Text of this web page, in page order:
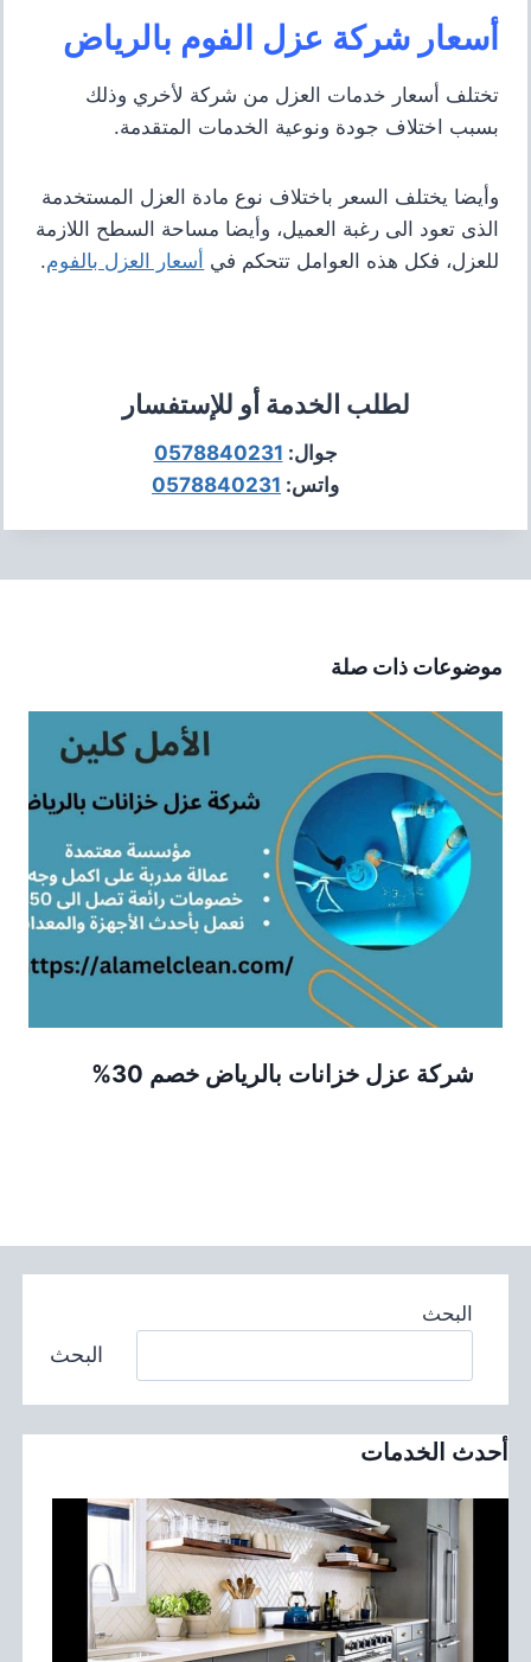
أسعار شركة عزل الفوم بالرياض
تختلف أسعار خدمات العزل من شركة لأخري وذلك
بسبب اختلاف جودة ونوعية الخدمات المتقدمة.
وأيضا يختلف السعر باختلاف نوع مادة العزل المستخدمة
الذى تعود الى رغبة العميل، وأيضا مساحة السطح اللازمة
للعزل، فكل هذه العوامل تتحكم في أسعار العزل بالفوم.
لطلب الخدمة أو للإستفسار
جوال: 0578840231
واتس: 0578840231
موضوعات ذات صلة
شركة عزل خزانات بالرياض خصم 30%
البحث
البحث
أحدث الخدمات